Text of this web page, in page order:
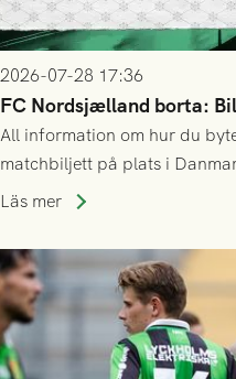
2026-07-28 17:36
FC Nordsjælland borta:
All information om hur du
matchbiljett på plats i
som står på reservlista eller
Läs mer